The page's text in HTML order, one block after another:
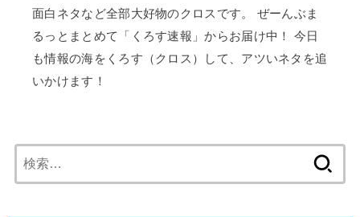
面白ネタなど全部大好物のクロスです。 ぜーんぶま
るっとまとめて「くろす速報」からお届け中！ 今日
も情報の海をくろす（クロス）して、アツいネタを追
いかけます！
索: